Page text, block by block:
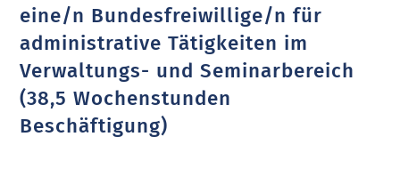
eine/n Bundesfreiwillige/n für
administrative Tätigkeiten im
Verwaltungs- und Seminarbereich
(38,5 Wochenstunden
Beschäftigung)